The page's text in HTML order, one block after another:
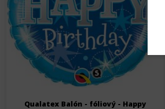
Qualatex Balón - fóliový - Happy